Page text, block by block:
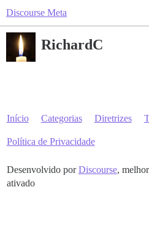
Discourse Meta
RichardC
Início Categorias Diretrizes
Política de Privacidade
Desenvolvido porDiscourse,
ativado